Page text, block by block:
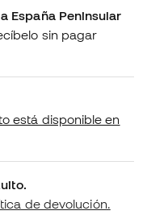
España Peninsular
sin pagar
está disponible en
de devolución.